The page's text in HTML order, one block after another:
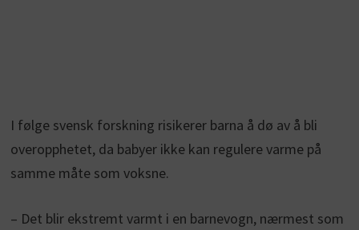
I følge svensk forskning risikerer barna å dø av å bli
overopphetet, da babyer ikke kan regulere varme på
samme måte som voksne.
– Det blir ekstremt varmt i en barnevogn, nærmest som